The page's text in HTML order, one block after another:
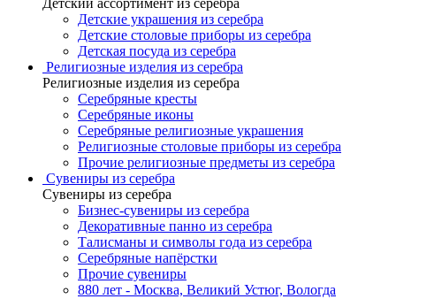
Детский ассортимент из серебра
Детские украшения из серебра
Детские столовые приборы из серебра
Детская посуда из серебра
Религиозные изделия из серебра
Религиозные изделия из серебра
Серебряные кресты
Серебряные иконы
Серебряные религиозные украшения
Религиозные столовые приборы из серебра
Прочие религиозные предметы из серебра
Сувениры из серебра
Сувениры из серебра
Бизнес-сувениры из серебра
Декоративные панно из серебра
Талисманы и символы года из серебра
Серебряные напёрстки
Прочие сувениры
880 лет - Москва, Великий Устюг, Вологда